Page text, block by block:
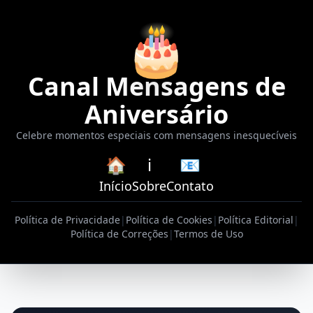
🎂
Canal Mensagens de
Aniversário
Celebre momentos especiais com mensagens inesquecíveis
🏠
Início
ℹ️
Sobre
📧
Contato
Política de Privacidade| Política de Cookies | Política Editorial |
Política de Correções |Termos de Uso